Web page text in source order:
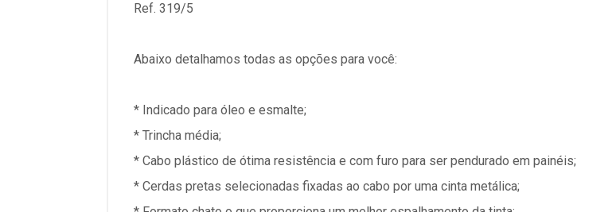
Ref. 319/5
Abaixo detalhamos todas as opções para você:
* Indicado para óleo e esmalte;
* Trincha média;
* Cabo plástico de ótima resistência e com furo para ser pendurado em painéis;
* Cerdas pretas selecionadas fixadas ao cabo por uma cinta metálica;